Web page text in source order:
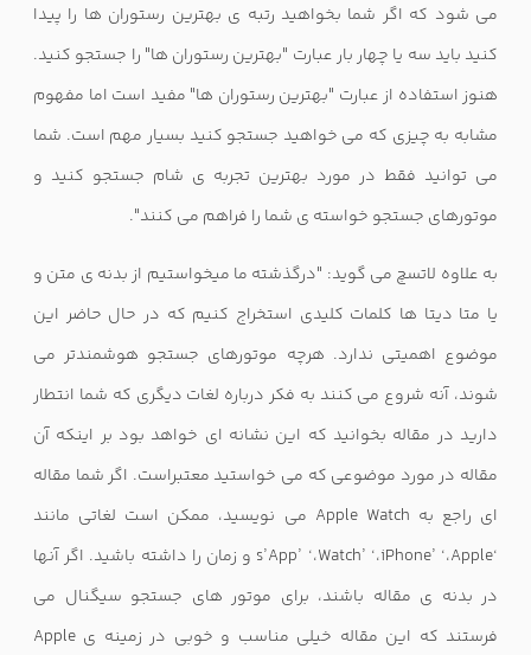
می شود که اگر شما بخواهید رتبه ی بهترین رستوران ها را پیدا
کنید باید سه یا چهار بار عبارت "بهترین رستوران ها" را جستجو کنید.
هنوز استفاده از عبارت "بهترین رستوران ها" مفید است اما مفهوم
مشابه به چیزی که می خواهید جستجو کنید بسیار مهم است. شما
می توانید فقط در مورد بهترین تجربه ی شام جستجو کنید و
موتورهای جستجو خواسته ی شما را فراهم می کنند".
به علاوه لاتسچ می گوید: "درگذشته ما میخواستیم از بدنه ی متن و
یا متا دیتا ها کلمات کلیدی استخراج کنیم که در حال حاضر این
موضوع اهمیتی ندارد. هرچه موتورهای جستجو هوشمندتر می
شوند، آنه شروع می کنند به فکر درباره لغات دیگری که شما انتطار
دارید در مقاله بخوانید که این نشانه ای خواهد بود بر اینکه آن
مقاله در مورد موضوعی که می خواستید معتبراست. اگر شما مقاله
ای راجع به Apple Watch می نویسید، ممکن است لغاتی مانند
‘
Apple،’ ‘
iPhone،’ ‘
Watch،’ ‘
App
s’ و زمان را داشته باشید. اگر آنها
در بدنه ی مقاله باشند، برای موتور های جستجو سیگنال می
فرستند که این مقاله خیلی مناسب و خوبی در زمینه ی Apple